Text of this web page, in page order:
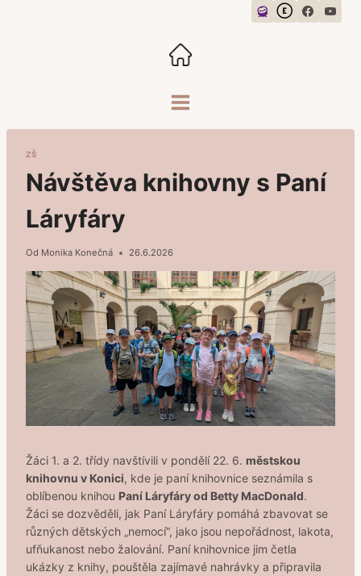
ZŠ
Návštěva knihovny s Paní
Láryfáry
Od Monika Konečná 26.6.2026
Žáci 1. a 2. třídy navštívili v pondělí 22. 6. městskou
knihovnu v Konici, kde je paní knihovnice seznámila s
oblíbenou knihou Paní Láryfáry od Betty MacDonald.
Žáci se dozvěděli, jak Paní Láryfáry pomáhá zbavovat se
různých dětských „nemocí“, jako jsou nepořádnost, lakota,
ufňukanost nebo žalování. Paní knihovnice jim četla
ukázky z knihy, pouštěla zajímavé nahrávky a připravila